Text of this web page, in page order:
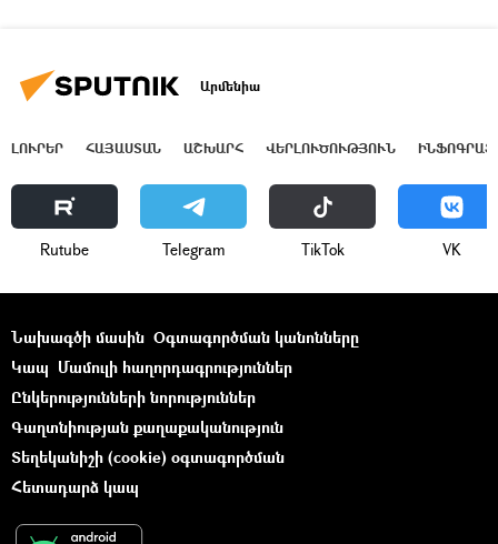
Արմենիա
ԼՈՒՐԵՐ ՀԱՅԱՍՏԱՆ ԱՇԽԱՐՀ ՎԵՐԼՈՒԾՈՒԹՅՈՒՆ
Rutube Telegram ТikТоk VK
Նախագծի մասին Օգտագործման կանոնները
Կապ Մամուլի հաղորդագրություններ
Ընկերությունների նորություններ
Գաղտնիության քաղաքականություն
Տեղեկանիշի (cookie) օգտագործման
Հետադարձ կապ